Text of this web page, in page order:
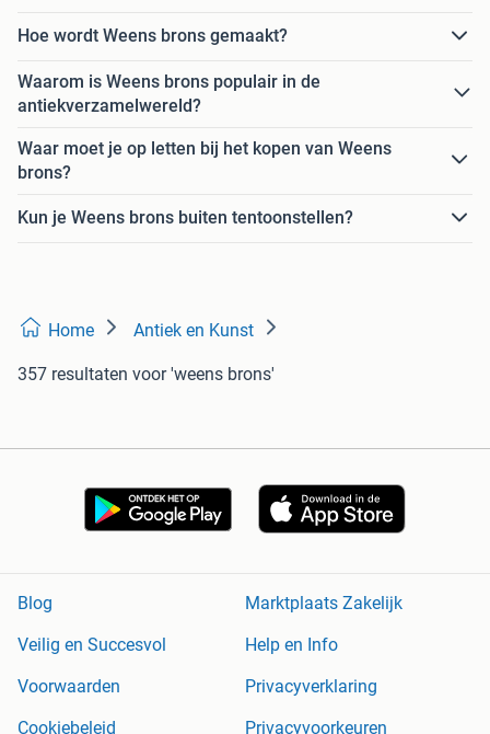
Hoe wordt Weens brons gemaakt?
Waarom is Weens brons populair in de
antiekverzamelwereld?
Waar moet je op letten bij het kopen van Weens
brons?
Kun je Weens brons buiten tentoonstellen?
Home Antiek en Kunst
357 resultaten voor 'weens brons'
Blog
Marktplaats Zakelijk
Veilig en Succesvol
Help en Info
Voorwaarden
Privacyverklaring
Cookiebeleid
Privacyvoorkeuren